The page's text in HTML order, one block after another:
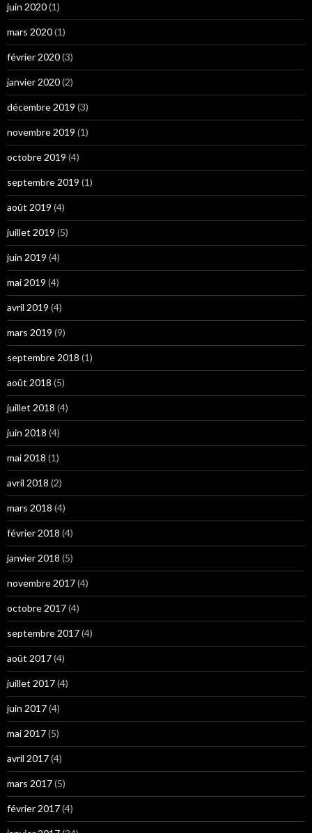
juin 2020(1)
mars 2020(1)
février 2020(3)
janvier 2020(2)
décembre 2019 (3)
novembre 2019 (1)
octobre 2019 (4)
septembre 2019 (1)
août 2019 (4)
juillet 2019 (5)
juin 2019 (4)
mai 2019 (4)
avril 2019 (4)
mars 2019 (9)
septembre 2018 (1)
août 2018 (5)
juillet 2018 (4)
juin 2018 (4)
mai 2018 (1)
avril 2018 (2)
mars 2018 (4)
février 2018 (4)
janvier 2018 (5)
novembre 2017(4)
octobre 2017(4)
septembre 2017(4)
août 2017(4)
juillet 2017(4)
juin 2017(4)
mai 2017(5)
avril 2017(4)
mars 2017(5)
février 2017(4)